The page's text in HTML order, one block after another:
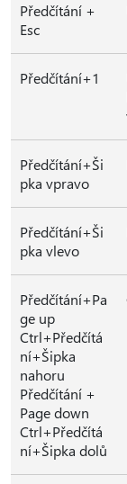
Předčítání +
Esc
Předčítání+1
Předčítání+Ši
pka vpravo
Předčítání+Ši
pka vlevo
Předčítání+Pa
ge up
Ctrl+Předčítá
ní+Šipka
nahoru
Předčítání +
Page down
Ctrl+Předčítá
ní+Šipka dolů